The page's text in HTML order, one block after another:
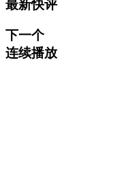
最新快评
下一个
连续播放